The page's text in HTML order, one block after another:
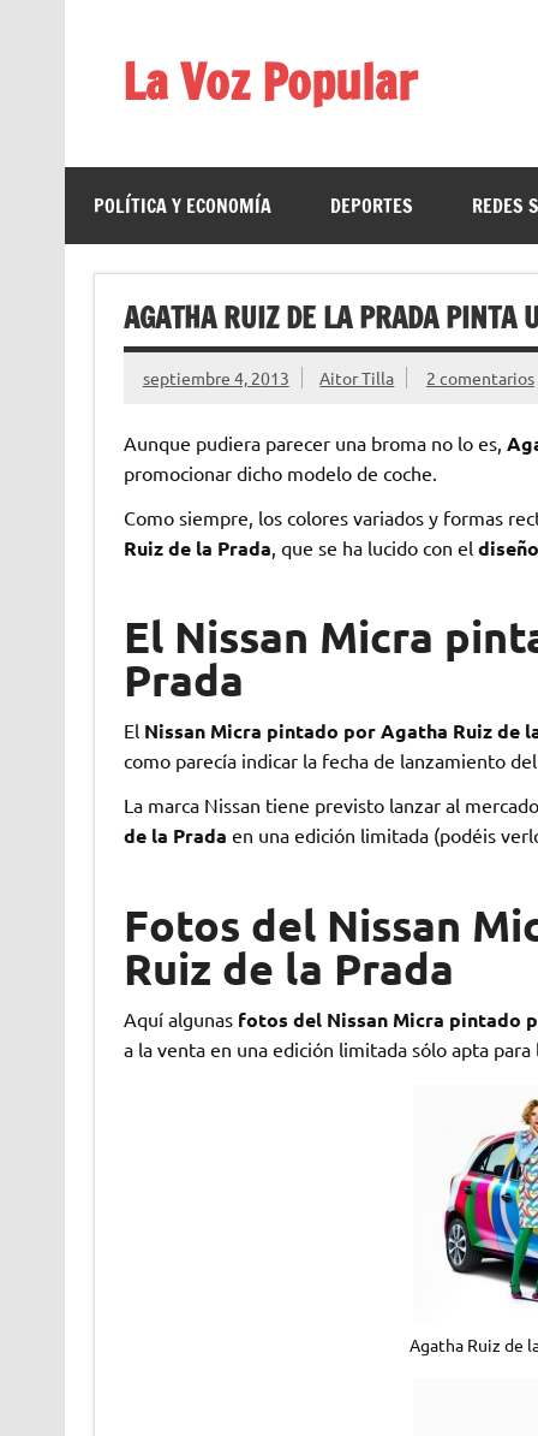
La Voz Popular
POLÍTICA Y ECONOMÍA DEPORTES REDES
AGATHA RUIZ DE LA PRADA PINTA
septiembre 4, 2013 Aitor Tilla 2 comentarios
Aunque pudiera parecer una broma no lo es,
promocionar dicho modelo de coche.
Como siempre, los colores variados y formas
Ruiz de la Prada, que se ha lucido con el
El Nissan Micra
Prada
El Nissan Micra pintado por Agatha Ruiz de
como parecía indicar la fecha de lanzamiento
La marca Nissan tiene previsto lanzar al
de la Prada en una edición limitada (podéis
Fotos del Nissan
Ruiz de la Prada
Aquí algunas fotos del Nissan Micra pintado
a la venta en una edición limitada sólo apta para
Agatha Ruiz de